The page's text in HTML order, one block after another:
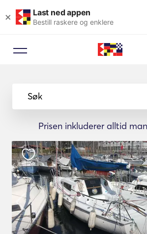
× Last ned appen
Bestill raskere og enklere
Søk
Prisen inkluderer alltid